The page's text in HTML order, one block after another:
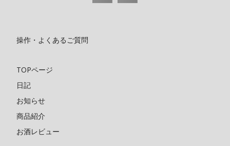
操作・よくあるご質問
TOPページ
日記
お知らせ
商品紹介
お酒レビュー